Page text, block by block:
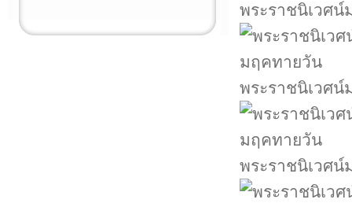
พระราชนิเวศ
พระราชนิเวศ
พระราชนิเวศ